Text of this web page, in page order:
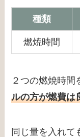
種類
燃焼時間
２つの燃焼時間
ルの方が燃費は
同じ量を入れて